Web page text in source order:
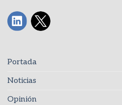
Portada
Noticias
Opinión